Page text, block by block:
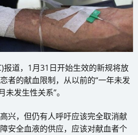
报道，1月31日开始生效的新规将放
者的献血限制，从以前的“一年未发
未发生性关系”。
兴，但仍有人呼吁应该完全取消献
安全血液的供应，应该对献血者个